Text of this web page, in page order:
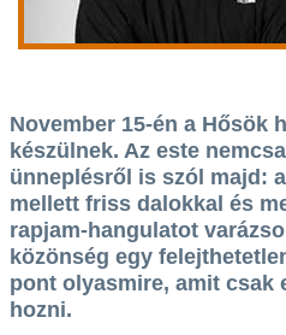
November 15-én a Hősök
készülnek. Az este
ünneplésről is szól majd:
mellett friss dalokkal és
rapjam-hangulatot
közönség egy
pont olyasmire, amit csak
hozni.